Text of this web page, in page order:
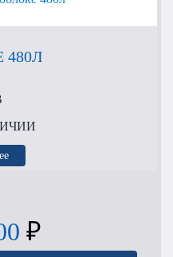
₽